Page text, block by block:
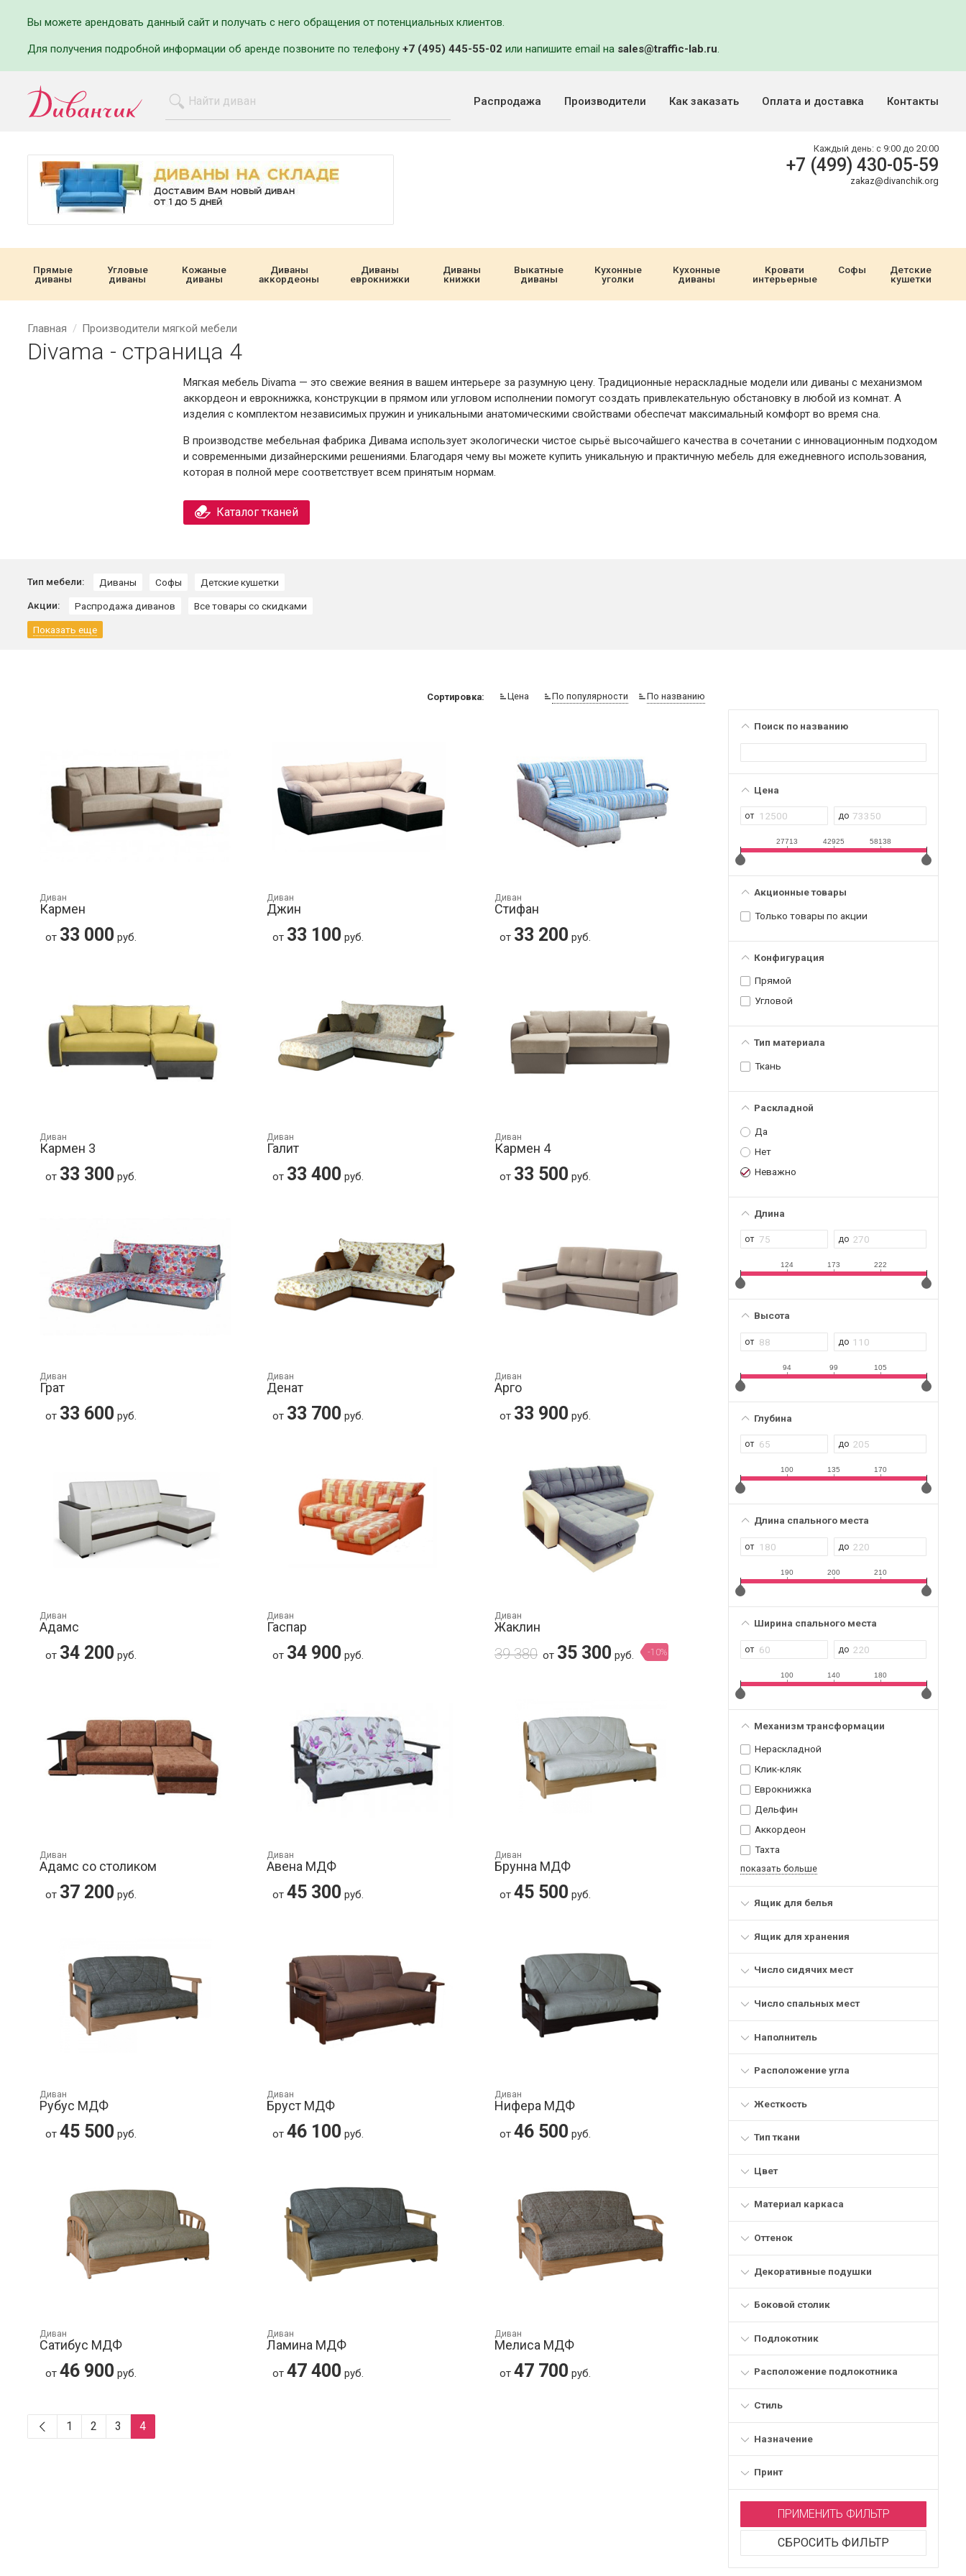
Вы можете арендовать данный сайт и получать с него обращения от потенциальных клиентов.
Для получения подробной информации об аренде позвоните по телефону +7 (495) 445-55-02 или напишите email на sales@traffic-lab.ru.
Распродажа Производители Как заказать Оплата и доставка Контакты
Каждый день: с 9:00 до 20:00
+7 (499) 430-05-59
zakaz@divanchik.org
Прямые
диваны
Угловые
диваны
Кожаные
диваны
Диваны
аккордеоны
Диваны
еврокнижки
Диваны
книжки
Выкатные
диваны
Кухонные
уголки
Кухонные
диваны
Кровати
интерьерные
Софы
Детские
кушетки
Главная Производители мягкой мебели
Divama - страница 4
Мягкая мебель Divama — это свежие веяния в вашем интерьере за разумную цену. Традиционные нераскладные модели или диваны с механизмом
аккордеон и еврокнижка, конструкции в прямом или угловом исполнении помогут создать привлекательную обстановку в любой из комнат. А
изделия с комплектом независимых пружин и уникальными анатомическими свойствами обеспечат максимальный комфорт во время сна.
В производстве мебельная фабрика Дивама использует экологически чистое сырьё высочайшего качества в сочетании с инновационным подходом
и современными дизайнерскими решениями. Благодаря чему вы можете купить уникальную и практичную мебель для ежедневного использования,
которая в полной мере соответствует всем принятым нормам.
Каталог тканей
Тип мебели: Диваны Софы
Детские кушетки
Акции:
Распродажа диванов Все товары со скидками
Показать еще
Поиск по названию
Цена
27713 42925 58138
Акционные товары
Только товары по акции
Конфигурация
Прямой
Угловой
Тип материала
Ткань
Раскладной
Да
Нет
Неважно
Длина
124 173 222
Высота
94 99 105
Глубина
100 135 170
Длина спального места
190 200 210
Ширина спального места
100 140 180
Механизм трансформации
Нераскладной
Клик-кляк
Еврокнижка
Дельфин
Аккордеон
Тахта
показать больше
Ящик для белья
Ящик для хранения
Число сидячих мест
Число спальных мест
Наполнитель
Расположение угла
Жесткость
Тип ткани
Цвет
Материал каркаса
Оттенок
Декоративные подушки
Боковой столик
Подлокотник
Расположение подлокотника
Стиль
Назначение
Принт
ПРИМЕНИТЬ ФИЛЬТР
СБРОСИТЬ ФИЛЬТР
Сортировка: Цена По популярности По названию
Диван
Кармен
от 33 000 руб.
Диван
Джин
от 33 100 руб.
Диван
Стифан
от 33 200 руб.
Диван
Кармен 3
от 33 300 руб.
Диван
Галит
от 33 400 руб.
Диван
Кармен 4
от 33 500 руб.
Диван
Грат
от 33 600 руб.
Диван
Денат
от 33 700 руб.
Диван
Арго
от 33 900 руб.
Диван
Адамс
от 34 200 руб.
Диван
Гаспар
от 34 900 руб.
Диван
Жаклин
39 380 от 35 300 руб. -10%
Диван
Адамс со столиком
от 37 200 руб.
Диван
Авена МДФ
от 45 300 руб.
Диван
Брунна МДФ
от45 500 руб.
Диван
Рубус МДФ
от 45 500 руб.
Диван
Бруст МДФ
от 46 100 руб.
Диван
Нифера МДФ
от46 500 руб.
Диван
Сатибус МДФ
от 46 900 руб.
Диван
Ламина МДФ
от 47 400 руб.
Диван
Мелиса МДФ
от47 700 руб.
1 2 3 4